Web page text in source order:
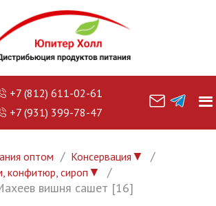
+7 (812) 611-02-61
+7 (931) 399-78-47
оптом Консервация ▼
конфитюр, сироп ▼
вишня сашет [16]